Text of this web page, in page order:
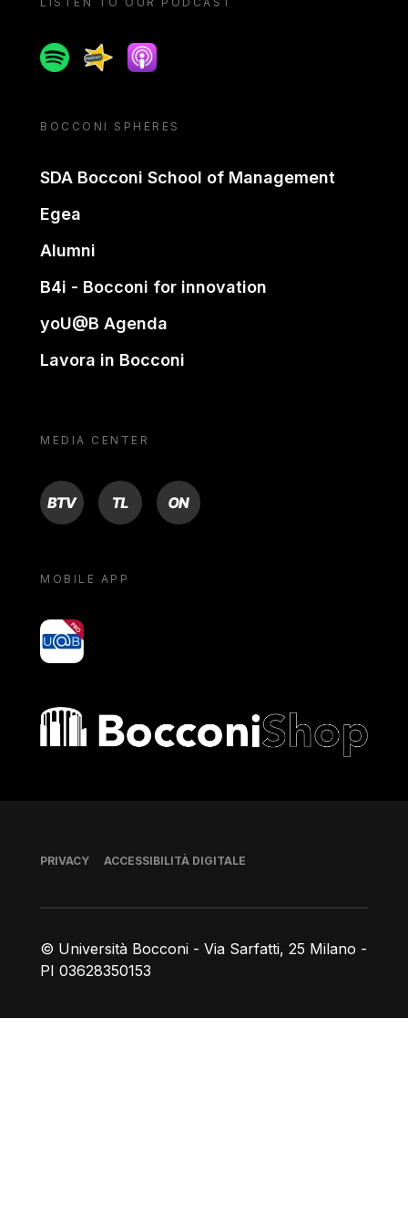
SpotifySpreakerApple podcast
BOCCONI SPHERES
SDA Bocconi School of Management
Egea
Alumni
B4i - Bocconi for innovation
yoU@B Agenda
Lavora in Bocconi
MEDIA CENTER
BTV TL ON
MOBILE APP
yoU@B
Bocconi shop
© Università Bocconi - Via Sarfatti, 25 Milano -
PI 03628350153
Piè di pagina
PRIVACY ACCESSIBILITÀ DIGITALE